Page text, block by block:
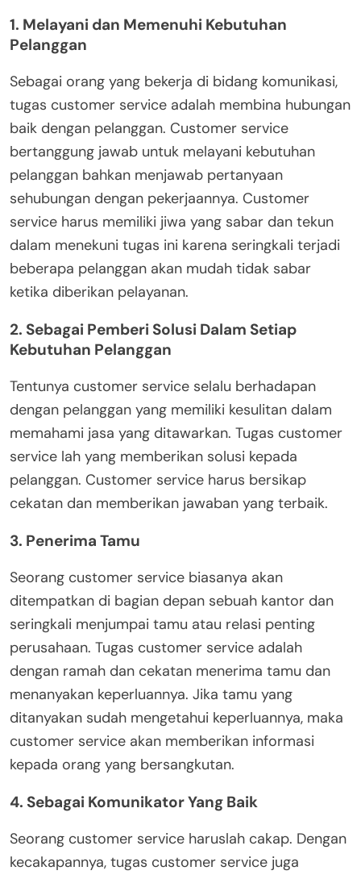
1. Melayani dan Memenuhi Kebutuhan
Pelanggan
Sebagai orang yang bekerja di bidang komunikasi,
tugas customer service adalah membina hubungan
baik dengan pelanggan. Customer service
bertanggung jawab untuk melayani kebutuhan
pelanggan bahkan menjawab pertanyaan
sehubungan dengan pekerjaannya. Customer
service harus memiliki jiwa yang sabar dan tekun
dalam menekuni tugas ini karena seringkali terjadi
beberapa pelanggan akan mudah tidak sabar
ketika diberikan pelayanan.
2. Sebagai Pemberi Solusi Dalam Setiap
Kebutuhan Pelanggan
Tentunya customer service selalu berhadapan
dengan pelanggan yang memiliki kesulitan dalam
memahami jasa yang ditawarkan. Tugas customer
service lah yang memberikan solusi kepada
pelanggan. Customer service harus bersikap
cekatan dan memberikan jawaban yang terbaik.
3. Penerima Tamu
Seorang customer service biasanya akan
ditempatkan di bagian depan sebuah kantor dan
seringkali menjumpai tamu atau relasi penting
perusahaan. Tugas customer service adalah
dengan ramah dan cekatan menerima tamu dan
menanyakan keperluannya. Jika tamu yang
ditanyakan sudah mengetahui keperluannya, maka
customer service akan memberikan informasi
kepada orang yang bersangkutan.
4. Sebagai Komunikator Yang Baik
Seorang customer service haruslah cakap. Dengan
kecakapannya, tugas customer service juga